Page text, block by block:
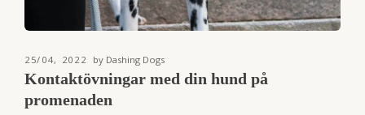
25/04, 2022 by Dashing Dogs
Kontaktövningar med din hund på
promenaden